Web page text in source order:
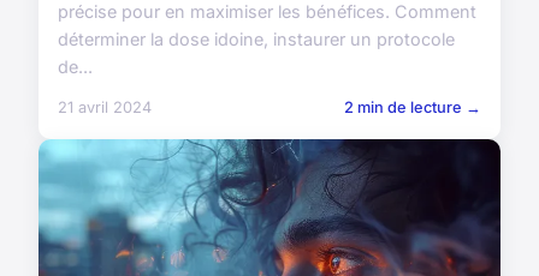
précise pour en maximiser les bénéfices. Comment
déterminer la dose idoine, instaurer un protocole
de...
21 avril 2024 2 min de lecture →